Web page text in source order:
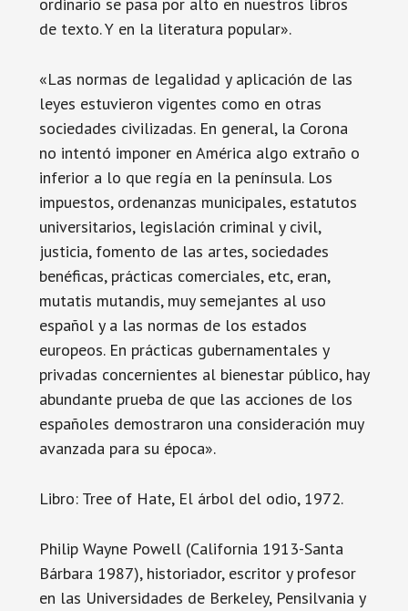
de texto. Y en la literatura popular».
«Las normas de legalidad y aplicación de las
leyes estuvieron vigentes como en otras
sociedades civilizadas. En general, la Corona
no intentó imponer en América algo extraño o
inferior a lo que regía en la península. Los
impuestos, ordenanzas municipales, estatutos
universitarios, legislación criminal y civil,
justicia, fomento de las artes, sociedades
benéficas, prácticas comerciales, etc, eran,
mutatis mutandis, muy semejantes al uso
español y a las normas de los estados
europeos. En prácticas gubernamentales y
privadas concernientes al bienestar público, hay
abundante prueba de que las acciones de los
españoles demostraron una consideración muy
avanzada para su época».
Libro: Tree of Hate, El árbol del odio, 1972.
Philip Wayne Powell (California 1913-Santa
Bárbara 1987), historiador, escritor y profesor
en las Universidades de Berkeley, Pensilvania y